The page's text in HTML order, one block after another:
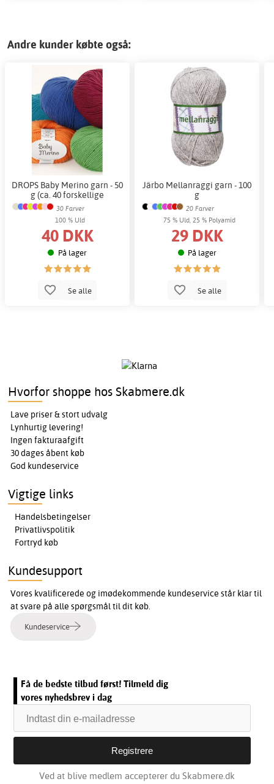
Andre kunder købte også:
DROPS Baby Merino garn - 50
g (ca. 40 forskellige
farvemuligheder)
30 Farver
100 % Uld
40 DKK
På lager
Se alle
Järbo Mellanraggi garn - 100
g
20 Farver
75 % Uld, 25 % Polyamid
29 DKK
På lager
Se alle
Hvorfor shoppe hos Skabmere.dk
Lave priser & stort udvalg
Lynhurtig levering!
Ingen fakturaafgift
30 dages åbent køb
God kundeservice
Vigtige links
Handelsbetingelser
Privatlivspolitik
Fortryd køb
Kundesupport
Vores kvalificerede og imødekommende kundeservice står klar til
at svare på alle spørgsmål til dit køb.
Kundeservice
Få de bedste tilbud først! Tilmeld dig
vores nyhedsbrev i dag
Ved at blive medlem accepterer du Skabmere.dk